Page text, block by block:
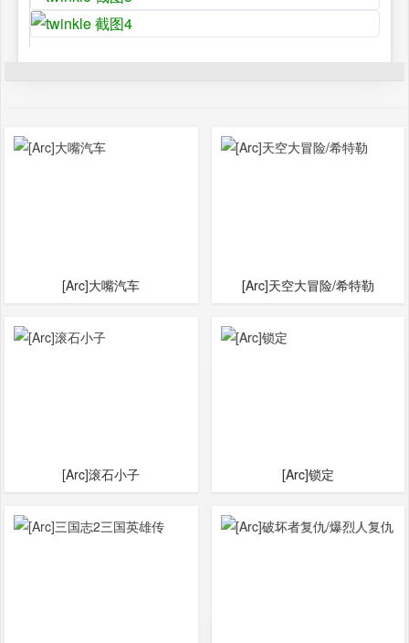
[Arc]大嘴汽车 [Arc]天空大冒险/希特勒
[Arc]滚石小子 [Arc]锁定